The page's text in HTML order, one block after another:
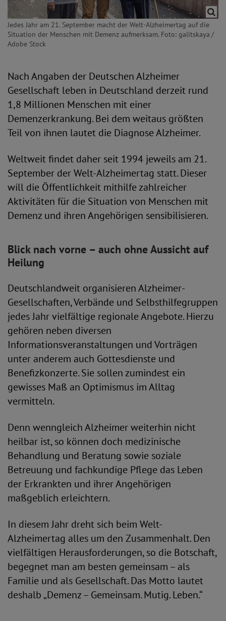
Jedes Jahr am 21. September macht der Welt-Alzheimertag auf die
Situation der Menschen mit Demenz aufmerksam. Foto: galitskaya /
Adobe Stock
Nach Angaben der Deutschen Alzheimer
Gesellschaft leben in Deutschland derzeit rund
1,8 Millionen Menschen mit einer
Demenzerkrankung. Bei dem weitaus größten
Teil von ihnen lautet die Diagnose Alzheimer.
Weltweit findet daher seit 1994 jeweils am 21.
September der Welt-Alzheimertag statt. Dieser
will die Öffentlichkeit mithilfe zahlreicher
Aktivitäten für die Situation von Menschen mit
Demenz und ihren Angehörigen sensibilisieren.
Blick nach vorne – auch ohne Aussicht auf
Heilung
Deutschlandweit organisieren Alzheimer-
Gesellschaften, Verbände und Selbsthilfegruppen
jedes Jahr vielfältige regionale Angebote. Hierzu
gehören neben diversen
Informationsveranstaltungen und Vorträgen
unter anderem auch Gottesdienste und
Benefizkonzerte. Sie sollen zumindest ein
gewisses Maß an Optimismus im Alltag
vermitteln.
Denn wenngleich Alzheimer weiterhin nicht
heilbar ist, so können doch medizinische
Behandlung und Beratung sowie soziale
Betreuung und fachkundige Pflege das Leben
der Erkrankten und ihrer Angehörigen
maßgeblich erleichtern.
In diesem Jahr dreht sich beim Welt-
Alzheimertag alles um den Zusammenhalt. Den
vielfältigen Herausforderungen, so die Botschaft,
begegnet man am besten gemeinsam – als
Familie und als Gesellschaft. Das Motto lautet
deshalb „Demenz – Gemeinsam. Mutig. Leben.“